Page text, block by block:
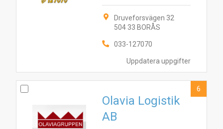
Uppdatera uppgifter
Druveforsvägen 32
504 33 BORÅS
033-127070
Olavia Logistik
AB
6